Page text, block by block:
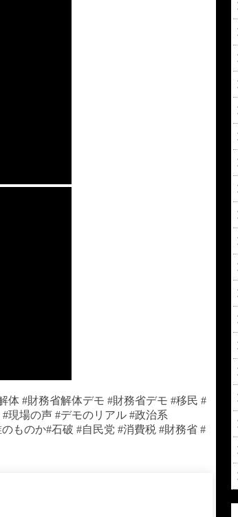
体 #財務省解体デモ #財務省デモ #移民 #
現場の声 #デモのリアル #政治系
ものか#石破 #自民党 #消費税 #財務省 #